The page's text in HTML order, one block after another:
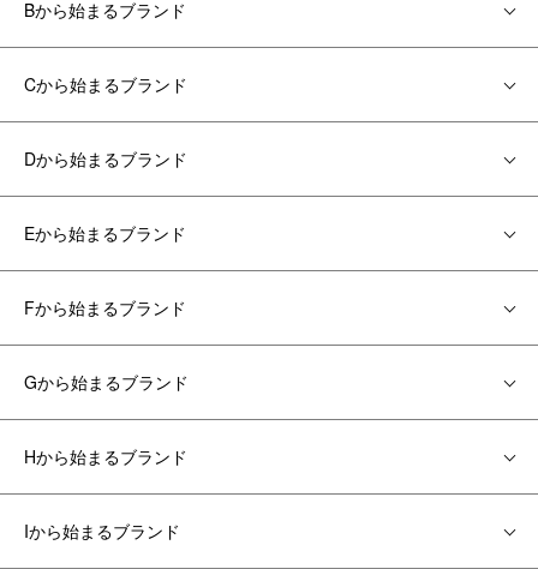
Bから始まるブランド
Cから始まるブランド
Dから始まるブランド
Eから始まるブランド
Fから始まるブランド
Gから始まるブランド
Hから始まるブランド
Iから始まるブランド